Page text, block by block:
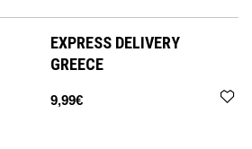
EXPRESS DELIVERY
GREECE
9,99€